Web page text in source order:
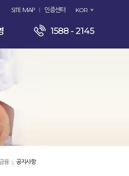
SITE MAP 인증센터 KOR
1588 - 2145
융 공지사항